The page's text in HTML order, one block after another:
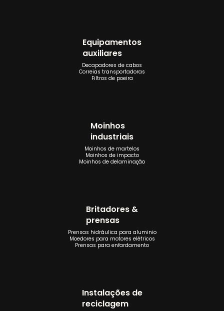
Equipamentos
auxiliares
Decapadores de cabos
Correias transportadoras
Filtros de poeira
Moinhos
industriais
Moinhos de martelos
Moinhos de impacto
Moinhos de delaminação
Britadores &
prensas
Prensas hidráulica para aluminio
Moedores para motores elétricos
Prensas para enfardamento
Instalações de
reciclagem